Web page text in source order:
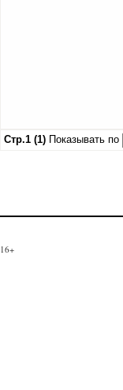
Стр.1 (1) Показывать по
16+